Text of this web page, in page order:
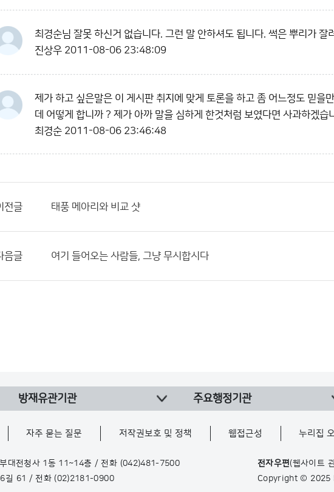
최경순님 잘못 하신거 없습니다. 그런 말 안하셔도 됩니다. 썩은 뿌리가 잘
진상우 2011-08-06 23:48:09
제가 하고 싶은말은 이 게시판 취지에 맞게 토론을 하고 좀 어느정도 믿
데 어떻게 합니까 ? 제가 아까 말을 심하게 한것처럼 보였다면 사과하겠습
최경순 2011-08-06 23:46:48
전글 태풍 메아리와 비교 샷
음글 여기 들어오는 사람들, 그냥 무시합시다
방재유관기관 주요행정기관
자주 묻는 질문 저작권보호 및 정책 웹접근성 누리집
대전청사 1동 11~14층 / 전화 (042)481-7500
길 61 / 전화 (02)2181-0900
전자우편(웹사이트
Copyright © 2025